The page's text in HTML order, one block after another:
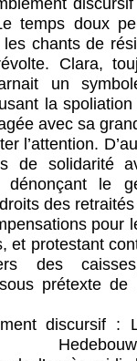
temps doux
les chants de
Clara,
un
la
avec sa
l’attention.
de solidarité
dénonçant le
des
pour
et protestant
des
prétexte
discursif :